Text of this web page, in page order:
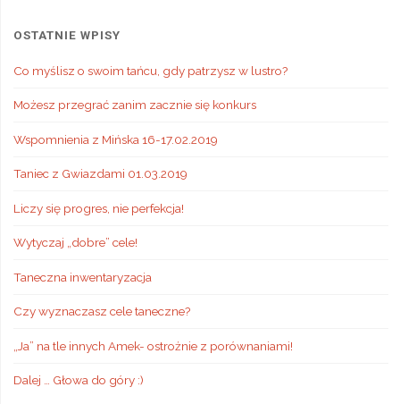
OSTATNIE WPISY
Co myślisz o swoim tańcu, gdy patrzysz w lustro?
Możesz przegrać zanim zacznie się konkurs
Wspomnienia z Mińska 16-17.02.2019
Taniec z Gwiazdami 01.03.2019
Liczy się progres, nie perfekcja!
Wytyczaj „dobre” cele!
Taneczna inwentaryzacja
Czy wyznaczasz cele taneczne?
„Ja” na tle innych Amek- ostrożnie z porównaniami!
Dalej … Głowa do góry :)